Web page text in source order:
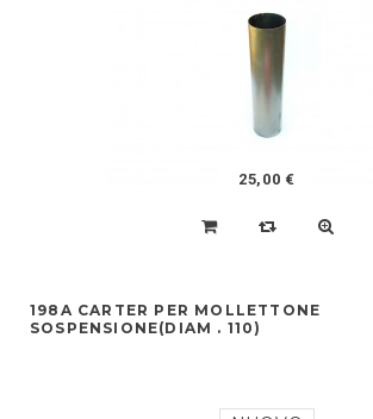
25,00 €
198A CARTER PER MOLLETTONE
SOSPENSIONE(DIAM . 110)